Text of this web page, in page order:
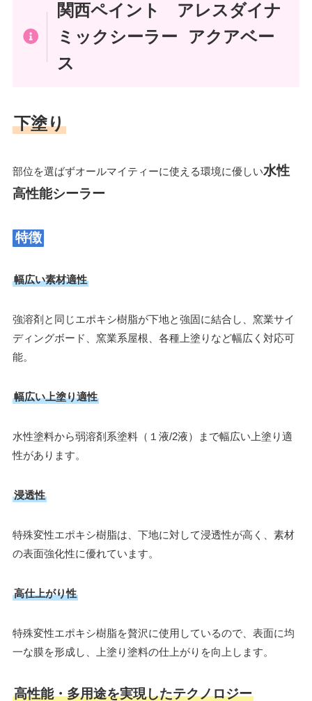
関西ペイント アレスダイナ
ミックシーラー
アクアベー
ス
下塗り
部位を選ばずオールマイティーに使える環境に優しい水性
高性能シーラー
特徴
幅広い素材適性
強溶剤と同じエポキシ樹脂が下地と強固に結合し、窯業サイ
ディングボード、窯業系屋根、各種上塗りなど幅広く対応可
能。
幅広い上塗り適性
水性塗料から弱溶剤系塗料（１液/2液）まで幅広い上塗り適
性があります。
浸透性
特殊変性エポキシ樹脂は、下地に対して浸透性が高く、素材
の表面強化性に優れています。
高仕上がり性
特殊変性エポキシ樹脂を贅沢に使用しているので、表面に均
一な膜を形成し、上塗り塗料の仕上がりを向上します。
高性能・多用途を実現したテクノロジー